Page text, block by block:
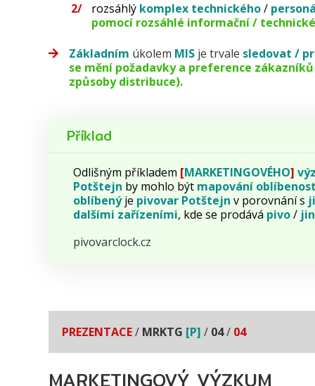
rozsáhlý komplex technického/
pomocí rozsáhlé informační /
Základním úkolem MISje trvale sledovat /
se mění požadavky a preference
způsoby distribuce).
Příklad
Odlišným příkladem [MARKETINGOVÉHO]
Potštejn by mohlo být mapování
oblíbenýje pivovar Potštejn v porovnání s
dalšími zařízeními, kde se prodává pivo/
pivovarclock.cz
PREZENTACE/ MRKTG [P] / 04/ 04
MARKETINGOVÝ VÝZKUM